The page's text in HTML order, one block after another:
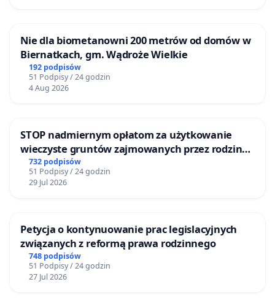
Nie dla biometanowni 200 metrów od domów w
Biernatkach, gm. Wądroże Wielkie
192 podpisów
51 Podpisy / 24 godzin
4 Aug 2026
STOP nadmiernym opłatom za użytkowanie
wieczyste gruntów zajmowanych przez rodzinne
ogrody działkowe.
732 podpisów
51 Podpisy / 24 godzin
29 Jul 2026
Petycja o kontynuowanie prac legislacyjnych
związanych z reformą prawa rodzinnego
748 podpisów
51 Podpisy / 24 godzin
27 Jul 2026